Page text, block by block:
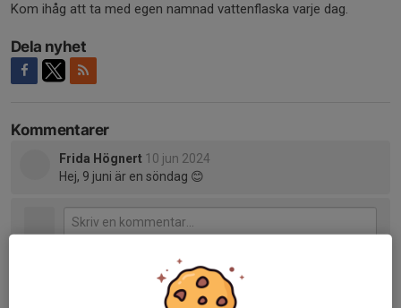
Kom ihåg att ta med egen namnad vattenflaska varje dag.
Dela nyhet
Kommentarer
Frida Högnert 10 jun 2024
Hej, 9 juni är en söndag 😊